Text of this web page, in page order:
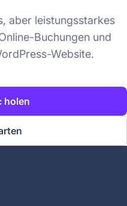
aber leistungsstarkes
Buchungen und
Website.
holen